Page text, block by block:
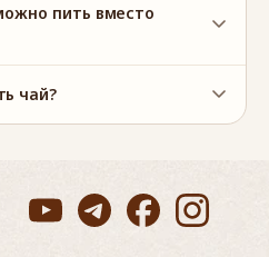
у нас по WhatsApp
пить вместо
чай?